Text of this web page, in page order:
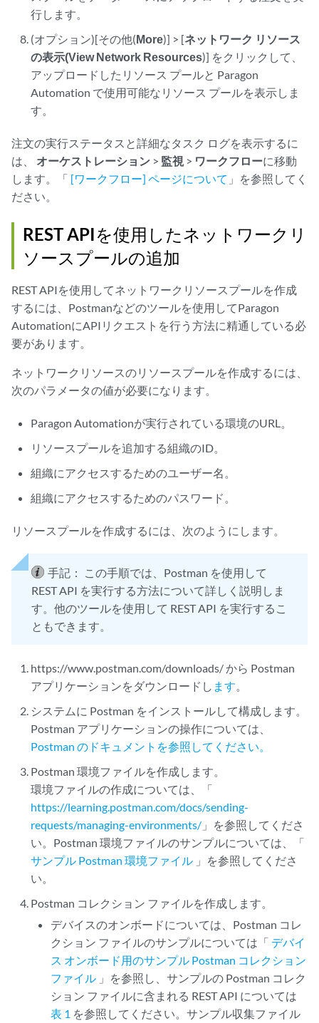
行します。
(オプション)[その他(More)] > [ネットワーク リソース
の表示(View Network Resources)] をクリックして、
アップロードしたリソース プールと Paragon
Automation で使用可能なリソース プールを表示しま
す。
注文の実行ステータスと詳細なタスク ログを表示するに
は、 オーケストレーション > 監視 > ワークフローに移動
します。「 [ワークフロー] ページについて 」を参照してく
ださい。
REST APIを使用したネットワークリ
ソースプールの追加
REST APIを使用してネットワークリソースプールを作成
するには、Postmanなどのツールを使用してParagon
AutomationにAPIリクエストを行う方法に精通している必
要があります。
ネットワークリソースのリソースプールを作成するには、
次のパラメータの値が必要になります。
Paragon Automationが実行されている環境のURL。
リソースプールを追加する組織のID。
組織にアクセスするためのユーザー名。
組織にアクセスするためのパスワード。
リソースプールを作成するには、次のようにします。
手記：
この手順では、Postman を使用して
REST API を実行する方法について詳しく説明しま
す。他のツールを使用して REST API を実行するこ
ともできます。
https://www.postman.com/downloads/ から Postman
アプリケーションをダウンロードし ます。
システムに Postman をインストールして構成します。
Postman アプリケーションの操作については、
Postman のドキュメントを参照してください。
Postman 環境ファイルを作成します。
環境ファイルの作成については、「
https://learning.postman.com/docs/sending-
requests/managing-environments/ 」を参照してくださ
い。Postman 環境ファイルのサンプルについては、「
サンプル Postman 環境ファイル 」を参照してくださ
い。
Postman コレクション ファイルを作成します。
デバイスのオンボードについては、Postman コレ
クション ファイルのサンプルについては「 デバイ
ス オンボード用のサンプル Postman コレクション
ファイル」を参照し、サンプルの Postman コレク
ション ファイルに含まれる REST API については
表 1 を参照してください。サンプル収集ファイル